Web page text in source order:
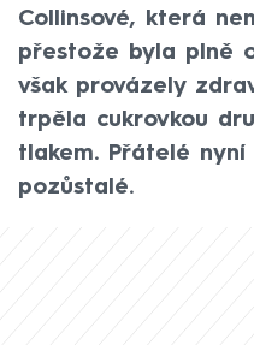
Collinsové, která
přestože byla plně
však provázely
trpěla cukrovkou
tlakem. Přátelé
pozůstalé.